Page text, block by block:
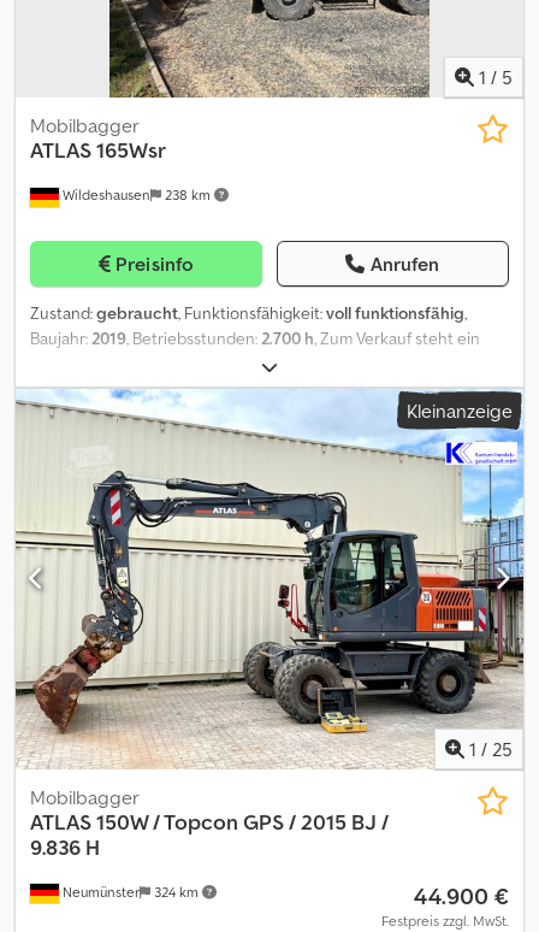
Neumaschine Baujahr 2026 vorbehalten. Druckfehler
vorbehalten.
1 / 5
Wildeshausen 238 km
Mobilbagger
ATLAS165Wsr
Preisinfo Anrufen
Zustand:gebraucht, Funktionsfähigkeit:voll funktionsfähig,
Baujahr: 2019 , Betriebsstunden: 2.700 h , Zum Verkauf steht ein
ATLAS 165 WSR mit folgenden Informationen: - Baujahr /
Erstzulassung = 2019 - Betriebsstunden / Laufleistung = 2700h -
Schnellwechsler MS10 - inkl 1. Tieflöffel - Servicegepflegt mit 1.
Vorbesitzer - Kaliberbereifung Dksdpfx Amjzr Hfhsler - gute
Ausstattung mit allen Steuerkreisen - in gutem gebrauchten
Kleinanzeige
1 / 25
Neumünster 324 km
Mobilbagger
ATLAS150W / Topcon GPS / 2015 BJ /
9.836 H
44.900 €
Festpreis zzgl. MwSt.